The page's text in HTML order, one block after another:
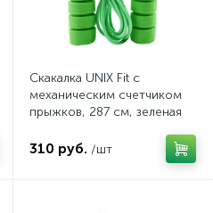
Скакалка UNIX Fit с
механическим счетчиком
прыжков, 287 см, зеленая
310 руб. /шт